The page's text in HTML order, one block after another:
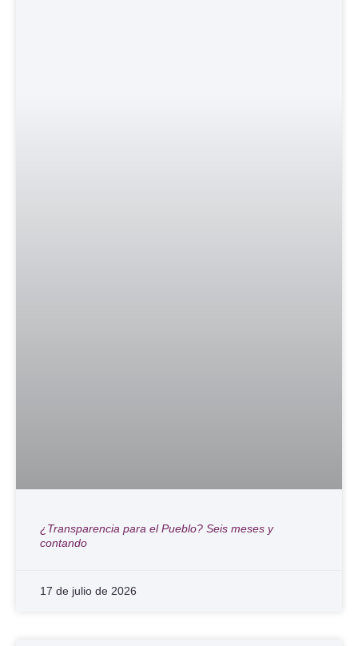
¿Transparencia para el Pueblo? Seis meses y
contando
17 de julio de 2026